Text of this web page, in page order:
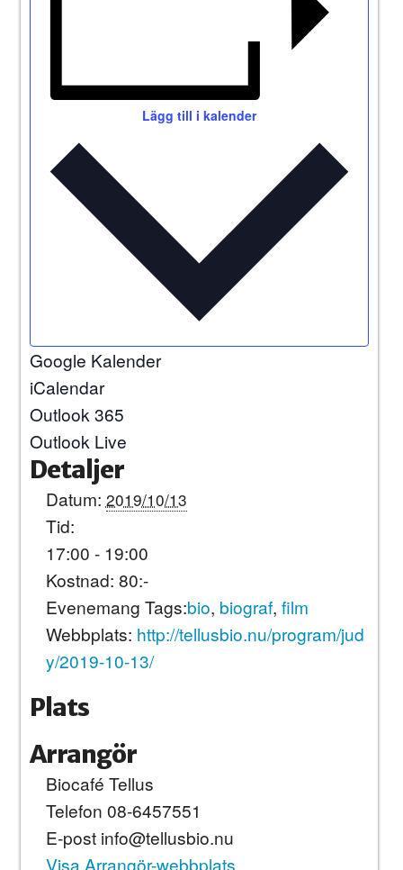
Lägg till i kalender
Google Kalender
iCalendar
Outlook 365
Outlook Live
Detaljer
Datum: 2019/10/13
Tid:
17:00 - 19:00
Kostnad: 80:-
Evenemang Tags:bio, biograf, film
Webbplats: http://tellusbio.nu/program/jud
y/2019-10-13/
Plats
Arrangör
Biocafé Tellus
Telefon 08-6457551
E-post info@tellusbio.nu
Visa Arrangör-webbplats